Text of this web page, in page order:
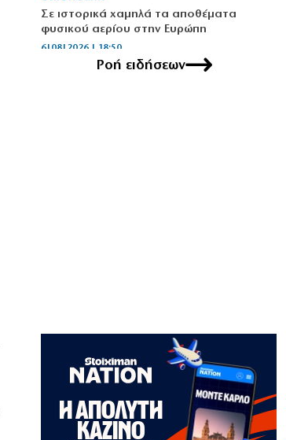
Σε ιστορικά χαμηλά τα αποθέματα
φυσικού αερίου στην Ευρώπη
6|08|2026 | 18:50
ΠΟΛΙΤΙΚΗ
Μία ακόμα αποχώρηση από το κόμμα
της Μαρίας Καρυστιανού
6|08|2026 | 18:10
ΚΟΣΜΟΣ
Sueddeutsche Zeitung: Πυρομαχικά
Ροή ειδήσεων